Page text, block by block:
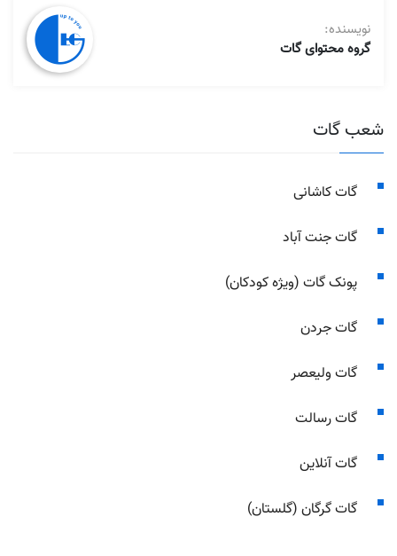
نویسنده:
گروه محتوای گات
شعب گات
گات کاشانی
گات جنت آباد
پونک گات (ویژه کودکان)
گات جردن
گات ولیعصر
گات رسالت
گات آنلاین
گات گرگان (گلستان)